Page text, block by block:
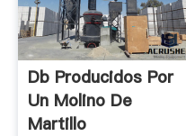
Db Producidos Por
Un Molino De
Martillo